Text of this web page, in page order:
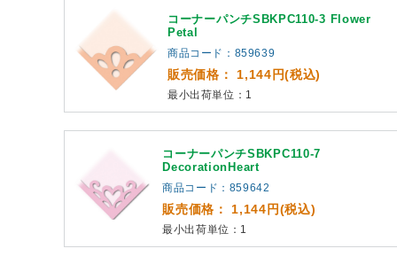
コーナーパンチSBKPC110-3 Flower
Petal
商品コード：859639
販売価格： 1,144円(税込)
最小出荷単位：1
コーナーパンチSBKPC110-7
DecorationHeart
商品コード：859642
販売価格： 1,144円(税込)
最小出荷単位：1